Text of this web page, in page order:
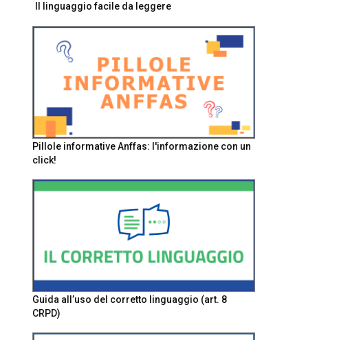
Il linguaggio facile da leggere
Pillole informative Anffas: l'informazione con un
click!
Guida all’uso del corretto linguaggio (art. 8
CRPD)